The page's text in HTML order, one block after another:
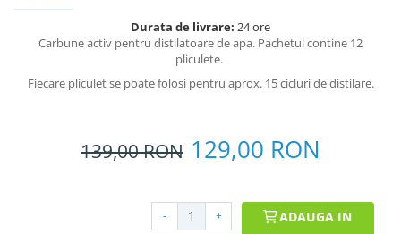
Durata de livrare: 24 ore
Carbune activ pentru distilatoare de apa. Pachetul contine 12
pliculete.
Fiecare pliculet se poate folosi pentru aprox. 15 cicluri de distilare.
139,00RON 129,00 RON
- +
ADAUGA IN